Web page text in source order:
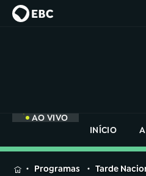
AO VIVO
INÍCIO
MENUProgramas Tarde